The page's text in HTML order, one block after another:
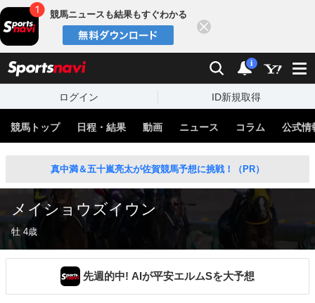
競馬ニュースも結果もすぐわかる
検索 通知
i
ログイン ID新規取得
競馬トップ 日程・結果 動画 ニュース コラム 公式情
真中満＆五十嵐亮太が佐賀競馬予想に挑戦！（PR）
メイショウズイウン
牡 4歳
先週的中! AIが平安エルムSを大予想